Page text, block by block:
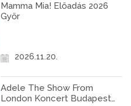
Mamma Mia! Előadás 2026
Győr
2026.11.20.
Adele The Show From
London Koncert Budapest